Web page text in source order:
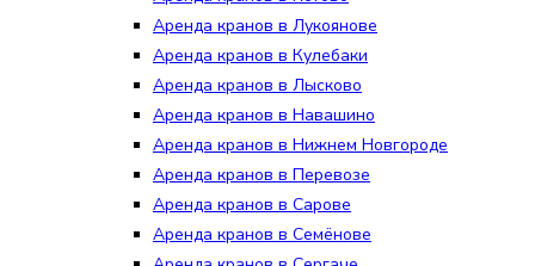
Аренда кранов в Лукоянове
Аренда кранов в Кулебаки
Аренда кранов в Лысково
Аренда кранов в Навашино
Аренда кранов в Нижнем Новгороде
Аренда кранов в Перевозе
Аренда кранов в Сарове
Аренда кранов в Семёнове